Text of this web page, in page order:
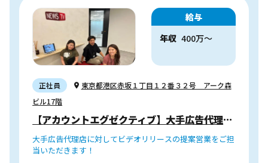
給与
年収 400万〜
正社員
東京都港区赤坂１丁目１２番３２号 アーク森
ビル17階
【アカウントエグゼクティブ】大手広告代理店向き合い
大手広告代理店に対してビデオリリースの提案営業をご担
当いただきます！